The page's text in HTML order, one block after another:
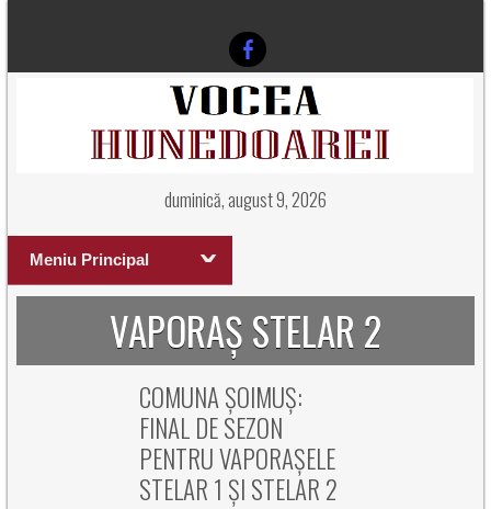
duminică, august 9, 2026
Meniu Principal
VAPORAȘ STELAR 2
COMUNA ȘOIMUȘ:
FINAL DE SEZON
PENTRU VAPORAȘELE
STELAR 1 ȘI STELAR 2